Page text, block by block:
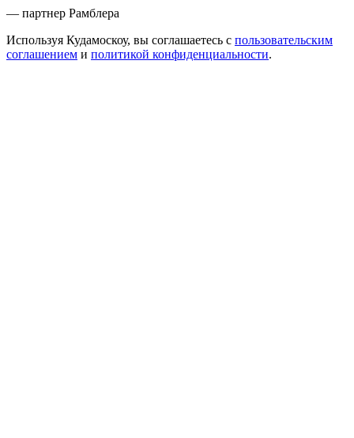
— партнер Рамблера
Используя Кудамоскоу, вы соглашаетесь с пользовательским
соглашением и политикой конфиденциальности.